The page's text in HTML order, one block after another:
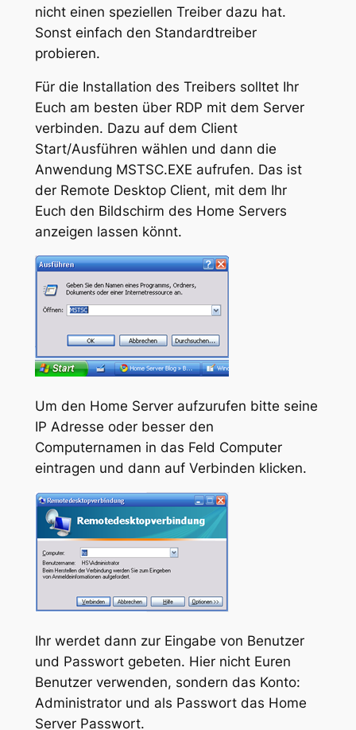
nicht einen speziellen Treiber dazu hat.
Sonst einfach den Standardtreiber
probieren.
Für die Installation des Treibers solltet Ihr
Euch am besten über RDP mit dem Server
verbinden. Dazu auf dem Client
Start/Ausführen wählen und dann die
Anwendung MSTSC.EXE aufrufen. Das ist
der Remote Desktop Client, mit dem Ihr
Euch den Bildschirm des Home Servers
anzeigen lassen könnt.
Um den Home Server aufzurufen bitte seine
IP Adresse oder besser den
Computernamen in das Feld Computer
eintragen und dann auf Verbinden klicken.
Ihr werdet dann zur Eingabe von Benutzer
und Passwort gebeten. Hier nicht Euren
Benutzer verwenden, sondern das Konto:
Administrator und als Passwort das Home
Server Passwort.